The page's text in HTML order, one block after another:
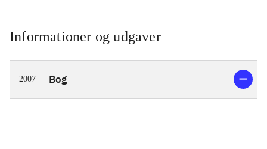
Informationer og udgaver
2007 Bog